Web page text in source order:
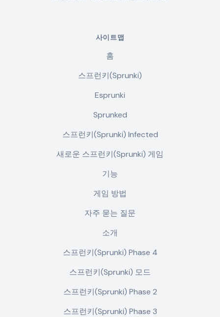
사이트맵
홈
스프런키(Sprunki)
Esprunki
Sprunked
스프런키(Sprunki) Infected
새로운 스프런키(Sprunki) 게임
기능
게임 방법
자주 묻는 질문
소개
스프런키(Sprunki) Phase 4
스프런키(Sprunki) 모드
스프런키(Sprunki) Phase 2
스프런키(Sprunki) Phase 3